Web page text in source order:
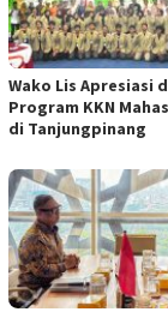
Wako Lis Apresiasi
Program KKN
di Tanjungpinang